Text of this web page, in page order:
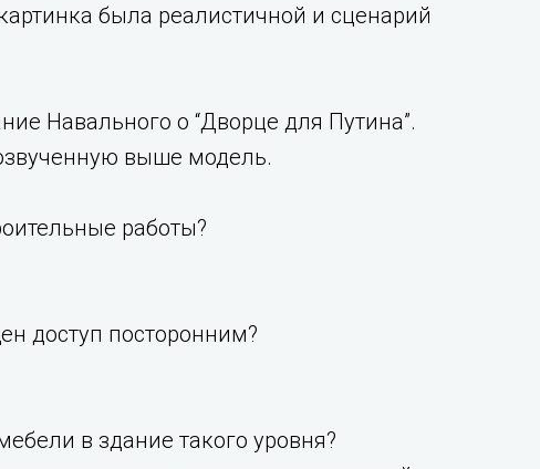
была реалистичной и сценарий
Навального о “Дворце для Путина”.
выше модель.
работы?
доступ посторонним?
в здание такого уровня?